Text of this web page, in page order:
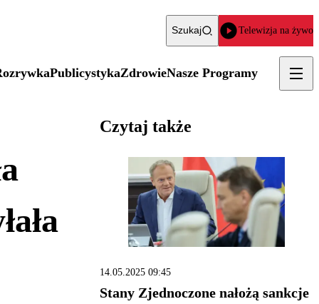
Szukaj Telewizja na żywo
PublicystykaZdrowieNasze Programy
Czytaj także
14.05.2025 09:45
Stany Zjednoczone nałożą sankcje